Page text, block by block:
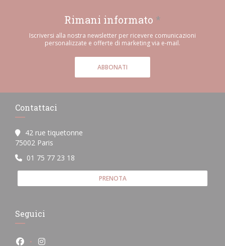
Rimani informato *
Iscriversi alla nostra newsletter per ricevere comunicazioni
personalizzate e offerte di marketing via e-mail.
ABBONATI
Contattaci
42 rue tiquetonne
75002 Paris
01 75 77 23 18
PRENOTA
Seguici